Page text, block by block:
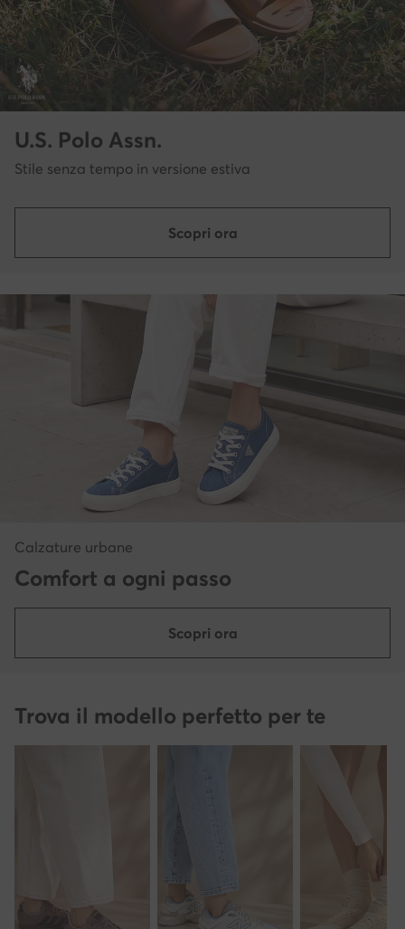
U.S. Polo Assn.
Stile senza tempo in versione estiva
Scopri ora
Calzature urbane
Comfort a ogni passo
Scopri ora
Trova il modello perfetto per te